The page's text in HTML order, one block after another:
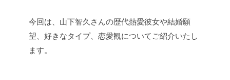
今回は、山下智久さんの歴代熱愛彼女や結婚願
望、好きなタイプ、恋愛観についてご紹介いたし
ます。